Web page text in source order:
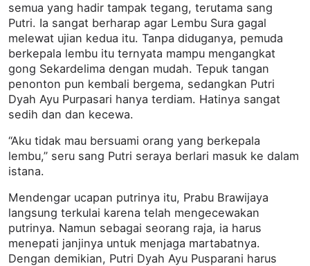
semua yang hadir tampak tegang, terutama sang
Putri. Ia sangat berharap agar Lembu Sura gagal
melewat ujian kedua itu. Tanpa diduganya, pemuda
berkepala lembu itu ternyata mampu mengangkat
gong Sekardelima dengan mudah. Tepuk tangan
penonton pun kembali bergema, sedangkan Putri
Dyah Ayu Purpasari hanya terdiam. Hatinya sangat
sedih dan dan kecewa.
“Aku tidak mau bersuami orang yang berkepala
lembu,” seru sang Putri seraya berlari masuk ke dalam
istana.
Mendengar ucapan putrinya itu, Prabu Brawijaya
langsung terkulai karena telah mengecewakan
putrinya. Namun sebagai seorang raja, ia harus
menepati janjinya untuk menjaga martabatnya.
Dengan demikian, Putri Dyah Ayu Pusparani harus